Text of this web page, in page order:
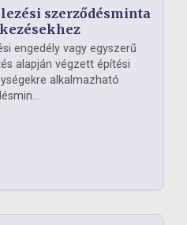
szerződésminta
engedély vagy egyszerű
alapján végzett építési
alkalmazható